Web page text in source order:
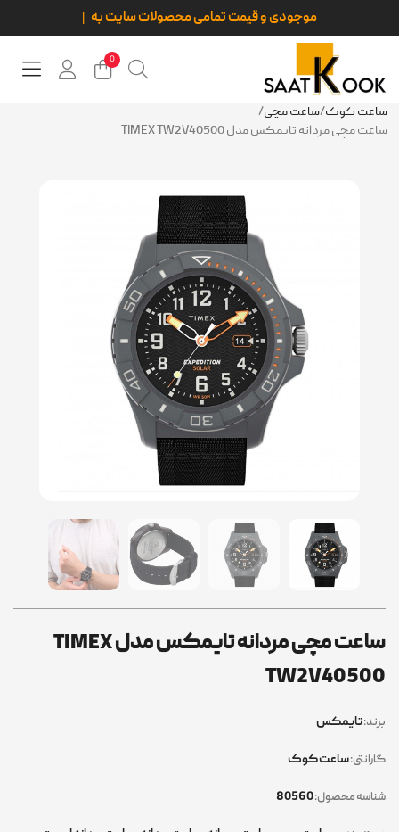
موجودی و قیمت تمامی محصولات سایت به روز و قابل س
0
ساعت کوک/ساعت مچی/
ساعت مچی مردانه تایمکس مدل TIMEX TW2V40500
ساعت مچی مردانه تایمکس مدل TIMEX
TW2V40500
برند:تایمکس
گارانتی:ساعت کوک
شناسه محصول: